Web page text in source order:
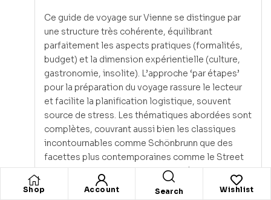
Ce guide de voyage sur Vienne se distingue par
une structure très cohérente, équilibrant
parfaitement les aspects pratiques (formalités,
budget) et la dimension expérientielle (culture,
gastronomie, insolite). L’approche ‘par étapes’
pour la préparation du voyage rassure le lecteur
et facilite la planification logistique, souvent
source de stress. Les thématiques abordées sont
complètes, couvrant aussi bien les classiques
incontournables comme Schönbrunn que des
facettes plus contemporaines comme le Street
Art. La lecture est fluide et incite véritablement au
voyage. Il pourrait néanmoins gagner en
Shop Account Search Wishlist